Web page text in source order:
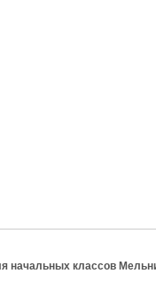
начальных классов